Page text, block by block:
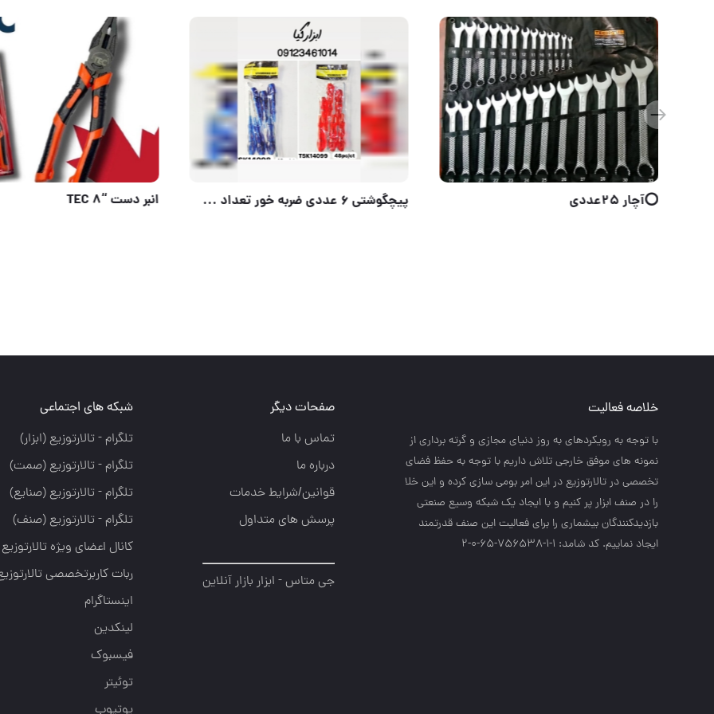
مهارکش ‌ ⭕️آچار 25عددی
خلاصه فعالیت
با توجه به رويكردهاي به روز دنياي مجازي و گرته برداري از
نمونه هاي موفق خارجي تلاش داريم با توجه به حفظ فضاي
تخصصي در تالارتوزيع در اين امر بومي سازي كرده و اين خلا
را در صنف ابزار پر كنيم و با ايجاد يك شبكه وسيع صنعتي
بازديدكنندگان بيشماري را براي فعاليت اين صنف قدرتمند
ايجاد نماييم. کد شامد: 1-1-756538-65-0-2
صفحات دیگر
تماس با ما
درباره ما
قوانین/شرایط خدمات
پرسش های متداول
جی متاس - ابزار بازار آنلاین
شبکه های اجتماعی
تلگرام - تالارتوزيع (ابزار)
تلگرام - تالارتوزيع (صمت)
تلگرام - تالارتوزيع (صنايع)
تلگرام - تالارتوزیع (صنف)
کانال اعضای ویژه تالارتوزیع
ربات کاربرتخصصی
اینستاگرام
لینکدین
فیسبوک
توئیتر
یوتیوب